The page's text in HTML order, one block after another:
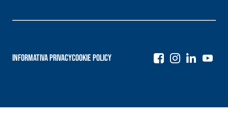
Informativa PrivacyCookie Policy